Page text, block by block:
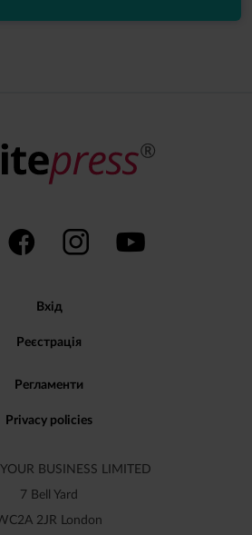
Вхід
Реєстрація
BUSINESS LIMITED
7 Bell Yard
2JR London
Регламенти
Privacy policies